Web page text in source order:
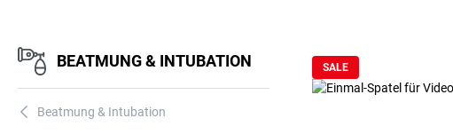
BEATMUNG & INTUBATION
A Beatmung & Intubation
SALE